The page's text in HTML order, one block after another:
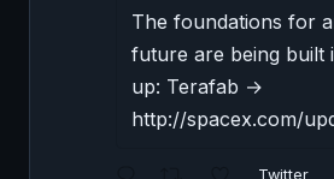
The foundations for
future are being built
up: Terafab →
http://spacex.com/
Twitter